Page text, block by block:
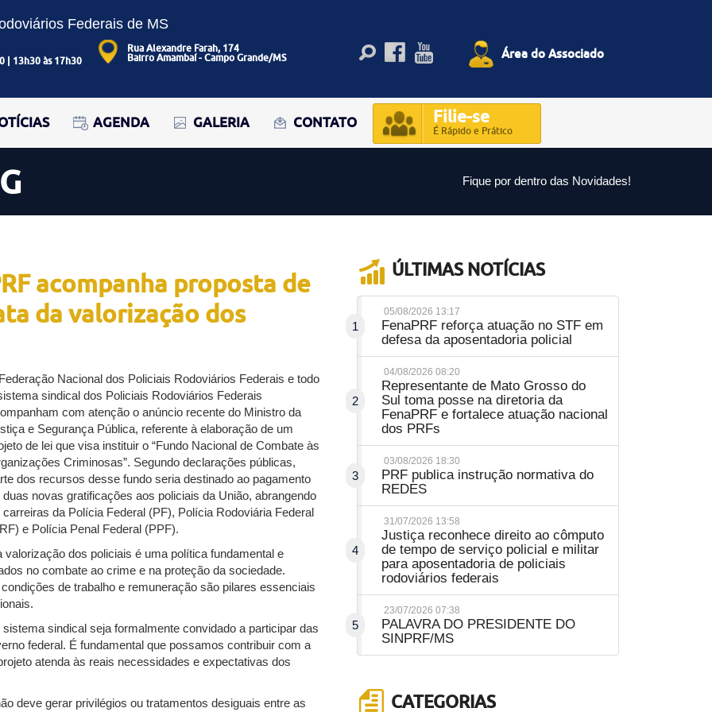
Federais de MS
| 13h30 às 17h30
Rua Alexandre Farah, 174
Bairro Amambaí - Campo Grande/MS
Área do Associado
AGENDA GALERIA CONTATO Filie-se
É Rápido e Prático
Fique por dentro das Novidades!
acompanha proposta de
da valorização dos
Nacional dos Policiais Rodoviários Federais e todo
sindical dos Policiais Rodoviários Federais
com atenção o anúncio recente do Ministro da
e Segurança Pública, referente à elaboração de um
de lei que visa instituir o “Fundo Nacional de Combate às
Criminosas”. Segundo declarações públicas,
dos recursos desse fundo seria destinado ao pagamento
duas novas gratificações aos policiais da União, abrangendo
carreiras da Polícia Federal (PF), Polícia Rodoviária Federal
e Polícia Penal Federal (PPF).
dos policiais é uma política fundamental e
no combate ao crime e na proteção da sociedade.
de trabalho e remuneração são pilares essenciais
sindical seja formalmente convidado a participar das
federal. É fundamental que possamos contribuir com a
atenda às reais necessidades e expectativas dos
deve gerar privilégios ou tratamentos desiguais entre as
ÚLTIMAS NOTÍCIAS
1
05/08/2026 13:17
FenaPRF reforça atuação no STF em
defesa da aposentadoria policial
2
04/08/2026 08:20
Representante de Mato Grosso do
Sul toma posse na diretoria da
FenaPRF e fortalece atuação nacional
dos PRFs
3
03/08/2026 18:30
PRF publica instrução normativa do
REDES
4
31/07/2026 13:58
Justiça reconhece direito ao cômputo
de tempo de serviço policial e militar
para aposentadoria de policiais
rodoviários federais
5
23/07/2026 07:38
PALAVRA DO PRESIDENTE DO
SINPRF/MS
CATEGORIAS